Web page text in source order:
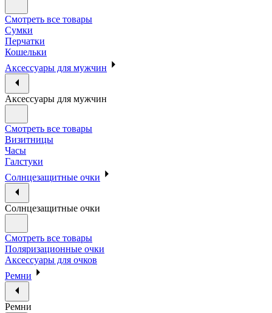
Смотреть все товары
Сумки
Перчатки
Кошельки
Аксессуары для мужчин
Аксессуары для мужчин
Смотреть все товары
Визитницы
Часы
Галстуки
Солнцезащитные очки
Солнцезащитные очки
Смотреть все товары
Поляризационные очки
Аксессуары для очков
Ремни
Ремни